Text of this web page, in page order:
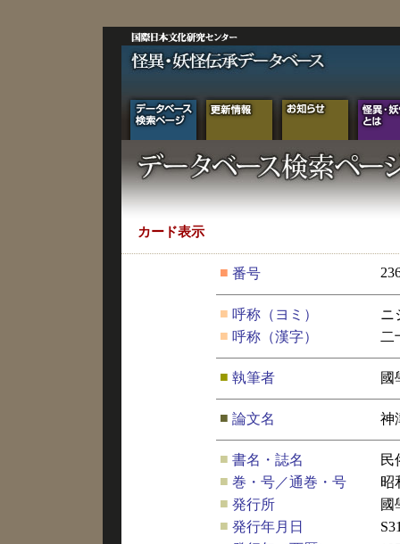
カード表示
■ 番号
■ 呼称（ヨミ）
ニ
■ 呼称（漢字） 二
■ 執筆者 國
■ 論文名 神
■ 書名・誌名
民
■ 巻・号／通巻・号
昭
■ 発行所
國
■ 発行年月日